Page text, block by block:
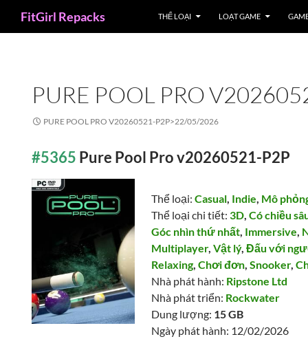
FitGirl Repacks THỂ LOẠI LOẠT GAME
PURE POOL PRO
PURE POOL PRO V20260521-P2P>22/05/2026
#5365 Pure Pool Pro v20260521-P2P
Thể loại:Casual, Indie, Mô
Thể loại chi tiết: 3D,Có chiều
Góc nhìn thứ nhất, Immersive,
Multiplayer,Vật lý,Đấu với
Relaxing,Chơi đơn,Snooker,
Nhà phát hành: Ripstone Ltd
Nhà phát triển: Rockwater
Dung lượng: 15 GB
Ngày phát hành: 12/02/2026